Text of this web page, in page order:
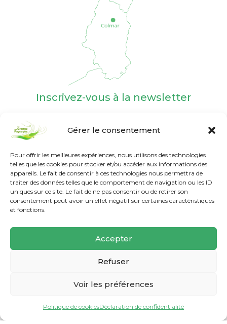
Gérer le consentement
Pour offrir les meilleures expériences, nous utilisons des technologies
telles que les cookies pour stocker et/ou accéder aux informations des
appareils. Le fait de consentir à ces technologies nous permettra de
traiter des données telles que le comportement de navigation ou les ID
uniques sur ce site. Le fait de ne pas consentir ou de retirer son
consentement peut avoir un effet négatif sur certaines caractéristiques
et fonctions.
Accepter
Refuser
Voir les préférences
Politique de cookiesDéclaration de confidentialité
Inscrivez-vous à la newsletter
Nos labels et agréments